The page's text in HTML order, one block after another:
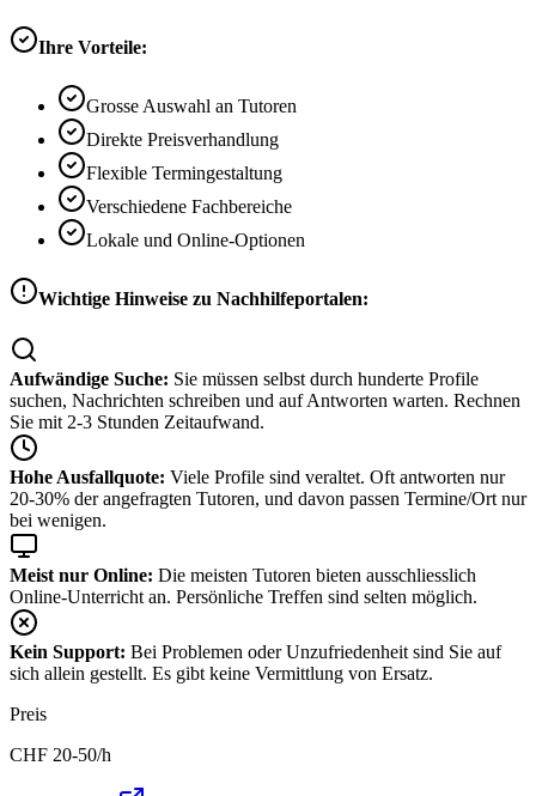
Ihre Vorteile:
Grosse Auswahl an Tutoren
Direkte Preisverhandlung
Flexible Termingestaltung
Verschiedene Fachbereiche
Lokale und Online-Optionen
Wichtige Hinweise zu Nachhilfeportalen:
Aufwändige Suche: Sie müssen selbst durch hunderte Profile
suchen, Nachrichten schreiben und auf Antworten warten. Rechnen
Sie mit 2-3 Stunden Zeitaufwand.
Hohe Ausfallquote: Viele Profile sind veraltet. Oft antworten nur
20-30% der angefragten Tutoren, und davon passen Termine/Ort nur
bei wenigen.
Meist nur Online: Die meisten Tutoren bieten ausschliesslich
Online-Unterricht an. Persönliche Treffen sind selten möglich.
Kein Support: Bei Problemen oder Unzufriedenheit sind Sie auf
sich allein gestellt. Es gibt keine Vermittlung von Ersatz.
Preis
CHF 20-50/h